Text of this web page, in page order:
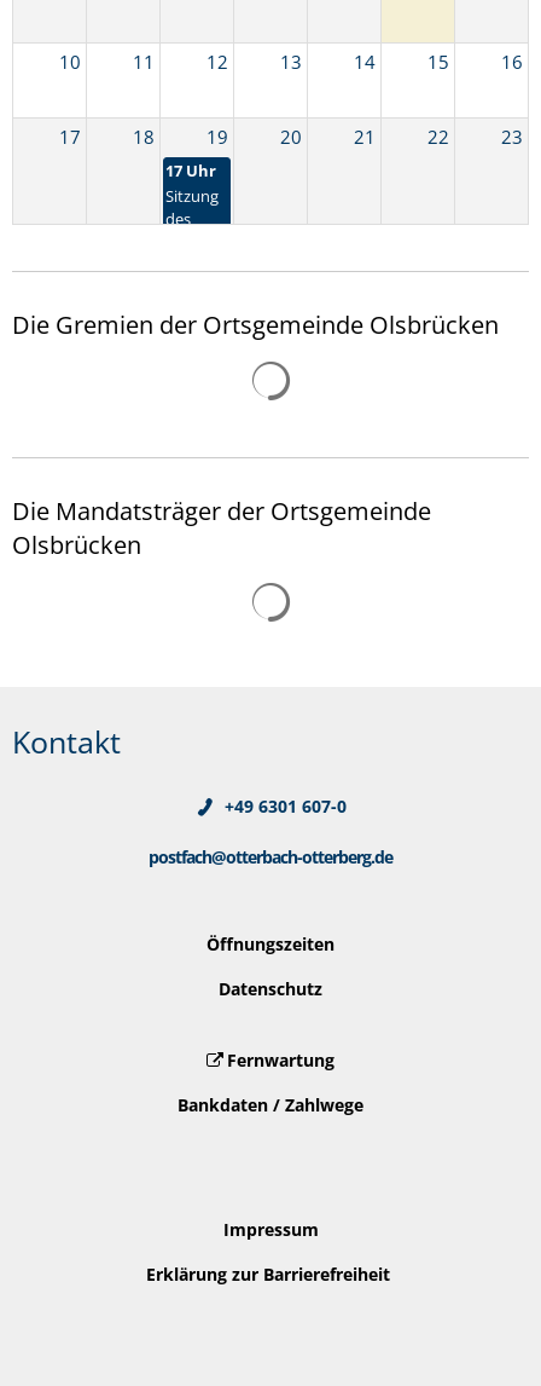
10 11 12 13 14 15 16
17 18 19
17 Uhr
Sitzung
des
20 21 22 23
Die Gremien der Ortsgemeinde Olsbrücken
Die Mandatsträger der Ortsgemeinde
Olsbrücken
Kontakt
+49 6301 607-0
postfach@otterbach-otterberg.de
Öffnungszeiten
Datenschutz
Fernwartung
Bankdaten / Zahlwege
Impressum
Erklärung zur Barrierefreiheit